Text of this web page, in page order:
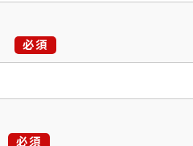
必須
必須